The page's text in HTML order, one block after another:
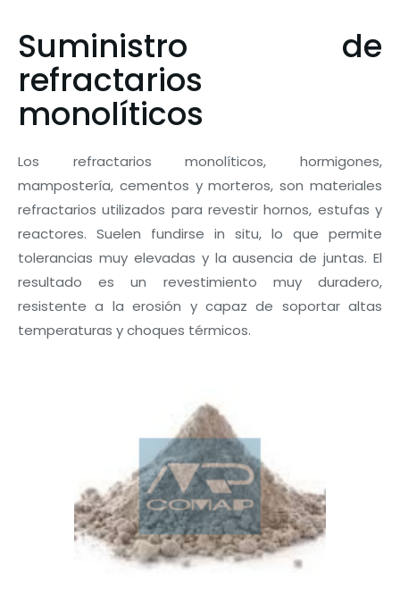
Suministro de
refractarios
monolíticos
Los refractarios monolíticos, hormigones,
mampostería, cementos y morteros, son materiales
refractarios utilizados para revestir hornos, estufas y
reactores. Suelen fundirse in situ, lo que permite
tolerancias muy elevadas y la ausencia de juntas. El
resultado es un revestimiento muy duradero,
resistente a la erosión y capaz de soportar altas
temperaturas y choques térmicos.